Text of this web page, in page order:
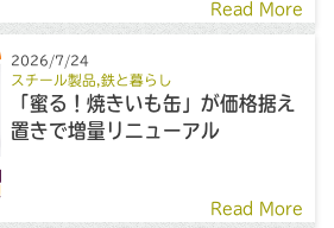
Read More
2026/7/24
スチール製品 ,鉄と暮らし
「蜜る！焼きいも缶」が価格据え
置きで増量リニューアル
Read More